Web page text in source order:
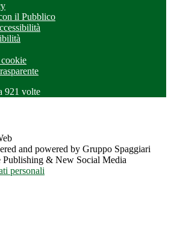
il Pubblico
cookie
921 volte
and powered by Gruppo Spaggiari
Publishing & New Social Media
personali